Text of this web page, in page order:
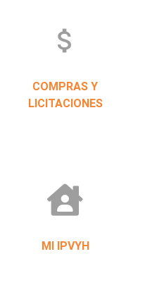
attach_money
COMPRAS Y
LICITACIONES
MI IPVYH